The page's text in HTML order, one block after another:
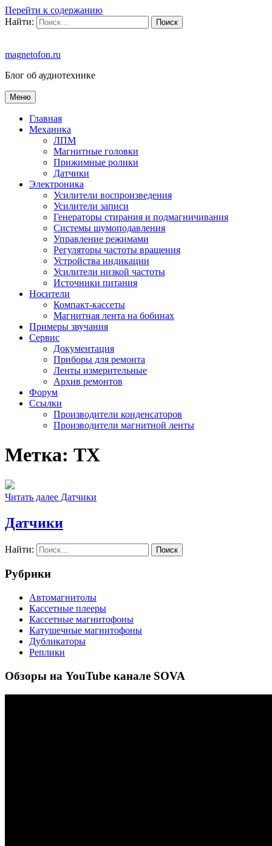
Перейти к содержанию
Найти:
magnetofon.ru
Блог об аудиотехнике
Меню
Главная
Механика
ЛПМ
Магнитные головки
Прижимные ролики
Датчики
Электроника
Усилители воспроизведения
Усилители записи
Генераторы стирания и подмагничивания
Системы шумоподавления
Управление режимами
Регуляторы частоты вращения
Устройства индикации
Усилители низкой частоты
Источники питания
Носители
Компакт-кассеты
Магнитная лента на бобинах
Примеры звучания
Сервис
Документация
Приборы для ремонта
Ленты измерительные
Архив ремонтов
Форум
Ссылки
Производители конденсаторов
Производители магнитной ленты
Метка: ТХ
Читать далее Датчики
Датчики
Найти:
Рубрики
Автомагнитолы
Кассетные плееры
Кассетные магнитофоны
Катушечные магнитофоны
Дубликаторы
Реплики
Обзоры на YouTube канале SOVA